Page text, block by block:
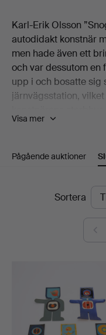
Karl-Erik Olsson
autodidakt konstnär
men hade även ett
och var dessutom en
upp i och bosatte sig
järnvägsstation,
både med och utan
Visa mer
Pågående auktioner
SlutpriserSortera